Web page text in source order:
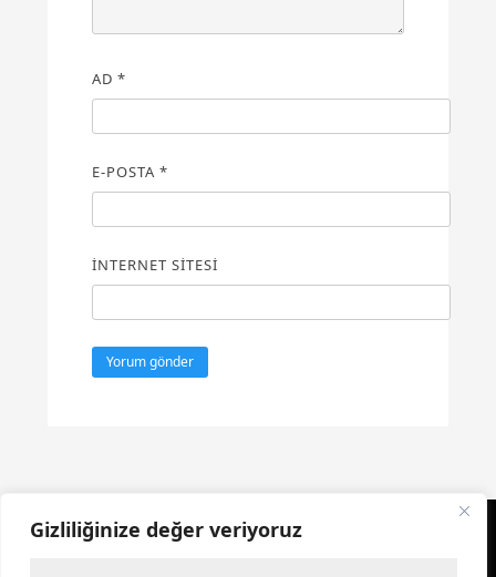
Gizliliğinize değer veriyoruz
AD *
E-POSTA *
İNTERNET SITESI